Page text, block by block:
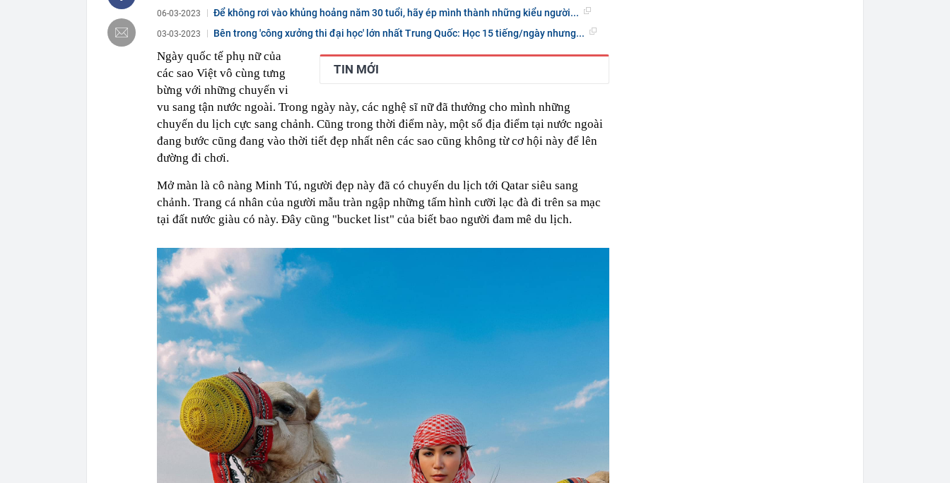
sự kiện thúc đẩy ngành xe Việt Nam
tỷ đồng
20:31
Ba mỹ nhân có gương mặt đẹp nhất giới giải trí Trung Quốc
20:25
TikToker Nguyễn Dương Kiều Vy lĩnh án
20:24
iPhone 17 Pro Max đang có giá thấp nhất từ trước đến nay
06-03-2023 Để không rơi vào khủng hoảng năm 30 tuổi, hãy ép mình thành những kiểu người...
03-03-2023 Bên trong 'công xưởng thi đại học' lớn nhất Trung Quốc: Học 15 tiếng/ngày nhưng...
TIN MỚI
Ngày quốc tế phụ nữ của
các sao Việt vô cùng tưng
bừng với những chuyến vi
vu sang tận nước ngoài. Trong ngày này, các nghệ sĩ nữ đã thưởng cho mình những
chuyến du lịch cực sang chảnh. Cũng trong thời điểm này, một số địa điểm tại nước ngoài
đang bước cũng đang vào thời tiết đẹp nhất nên các sao cũng không từ cơ hội này để lên
đường đi chơi.
Mở màn là cô nàng Minh Tú, người đẹp này đã có chuyến du lịch tới Qatar siêu sang
chảnh. Trang cá nhân của người mẫu tràn ngập những tấm hình cưỡi lạc đà đi trên sa mạc
tại đất nước giàu có này. Đây cũng "bucket list" của biết bao người đam mê du lịch.